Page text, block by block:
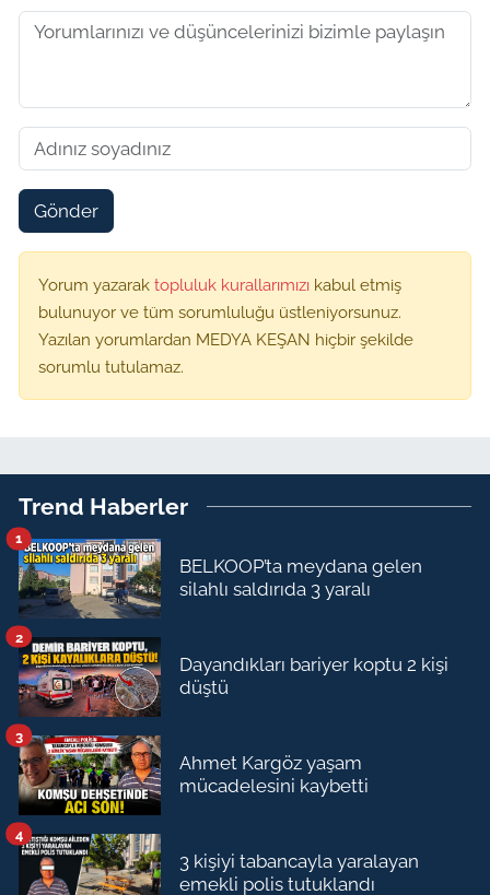
Gönder
Yorum yazarak topluluk kurallarımızı kabul etmiş
bulunuyor ve tüm sorumluluğu üstleniyorsunuz.
Yazılan yorumlardan MEDYA KEŞAN hiçbir şekilde
sorumlu tutulamaz.
Trend Haberler
BELKOOP’ta meydana gelen
silahlı saldırıda 3 yaralı
1
Dayandıkları bariyer koptu 2 kişi
düştü
2
Ahmet Kargöz yaşam
mücadelesini kaybetti
3
3 kişiyi tabancayla yaralayan
emekli polis tutuklandı
4